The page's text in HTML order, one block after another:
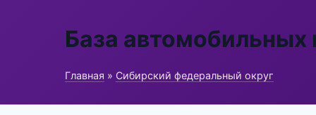
База автомобильных
Главная » Сибирский федеральный округ